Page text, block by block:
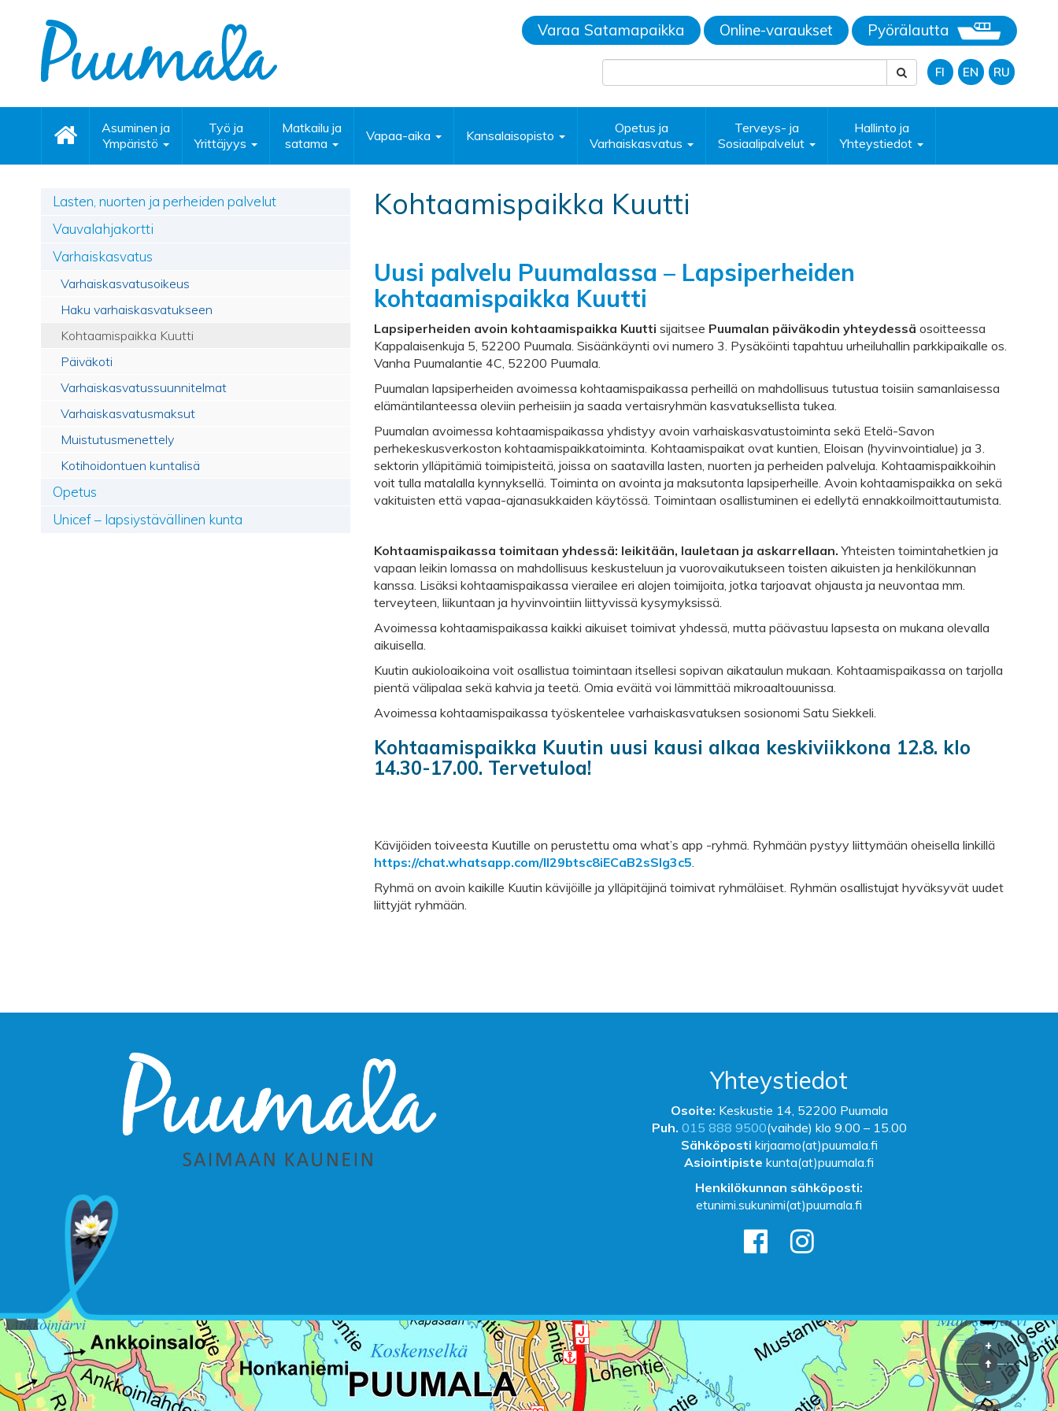
Varaa Satamapaikka Online-varaukset Pyörälautta
FI EN RU
Asuminen ja
Ympäristö
Työ ja
Yrittäjyys
Matkailu ja
satama
Vapaa-aika Kansalaisopisto
Opetus ja
Varhaiskasvatus
Terveys- ja
Sosiaalipalvelut
Hallinto ja
Yhteystiedot
Lasten, nuorten ja perheiden palvelut
Vauvalahjakortti
Varhaiskasvatus
Varhaiskasvatusoikeus
Haku varhaiskasvatukseen
Kohtaamispaikka Kuutti
Päiväkoti
Varhaiskasvatussuunnitelmat
Varhaiskasvatusmaksut
Muistutusmenettely
Kotihoidontuen kuntalisä
Opetus
Unicef – lapsiystävällinen kunta
Kohtaamispaikka Kuutti
Uusi palvelu Puumalassa – Lapsiperheiden
kohtaamispaikka Kuutti
Lapsiperheiden avoin kohtaamispaikka Kuutti sijaitsee Puumalan päiväkodin yhteydessä osoitteessa
Kappalaisenkuja 5, 52200 Puumala. Sisäänkäynti ovi numero 3. Pysäköinti tapahtuu urheiluhallin parkkipaikalle os.
Vanha Puumalantie 4C, 52200 Puumala.
Puumalan lapsiperheiden avoimessa kohtaamispaikassa perheillä on mahdollisuus tutustua toisiin samanlaisessa
elämäntilanteessa oleviin perheisiin ja saada vertaisryhmän kasvatuksellista tukea.
Puumalan avoimessa kohtaamispaikassa yhdistyy avoin varhaiskasvatustoiminta sekä Etelä-Savon
perhekeskusverkoston kohtaamispaikkatoiminta. Kohtaamispaikat ovat kuntien, Eloisan (hyvinvointialue) ja 3.
sektorin ylläpitämiä toimipisteitä, joissa on saatavilla lasten, nuorten ja perheiden palveluja. Kohtaamispaikkoihin
voit tulla matalalla kynnyksellä. Toiminta on avointa ja maksutonta lapsiperheille. Avoin kohtaamispaikka on sekä
vakituisten että vapaa-ajanasukkaiden käytössä. Toimintaan osallistuminen ei edellytä ennakkoilmoittautumista.
Kohtaamispaikassa toimitaan yhdessä: leikitään, lauletaan ja askarrellaan. Yhteisten toimintahetkien ja
vapaan leikin lomassa on mahdollisuus keskusteluun ja vuorovaikutukseen toisten aikuisten ja henkilökunnan
kanssa. Lisäksi kohtaamispaikassa vierailee eri alojen toimijoita, jotka tarjoavat ohjausta ja neuvontaa mm.
terveyteen, liikuntaan ja hyvinvointiin liittyvissä kysymyksissä.
Avoimessa kohtaamispaikassa kaikki aikuiset toimivat yhdessä, mutta päävastuu lapsesta on mukana olevalla
aikuisella.
Kuutin aukioloaikoina voit osallistua toimintaan itsellesi sopivan aikataulun mukaan. Kohtaamispaikassa on tarjolla
pientä välipalaa sekä kahvia ja teetä. Omia eväitä voi lämmittää mikroaaltouunissa.
Avoimessa kohtaamispaikassa työskentelee varhaiskasvatuksen sosionomi Satu Siekkeli.
Kohtaamispaikka Kuutin uusi kausi alkaa keskiviikkona 12.8. klo
14.30-17.00. Tervetuloa!
Kävijöiden toiveesta Kuutille on perustettu oma what’s app -ryhmä. Ryhmään pystyy liittymään oheisella linkillä
https://chat.whatsapp.com/II29btsc8iECaB2sSlg3c5
Ryhmä on avoin kaikille Kuutin kävijöille ja ylläpitäjinä toimivat ryhmäläiset. Ryhmän osallistujat hyväksyvät uudet
liittyjät ryhmään.
Yhteystiedot
Osoite: Keskustie 14, 52200 Puumala
Puh. 015 888 9500(vaihde) klo 9.00 – 15.00
Sähköposti kirjaamo(at)puumala.fi
Asiointipiste kunta(at)puumala.fi
Henkilökunnan sähköposti:
etunimi.sukunimi(at)puumala.fi